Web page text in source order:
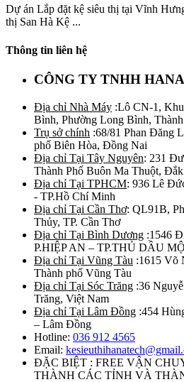
Dự án Lắp đặt kệ siêu thị tại Vĩnh
thị San Hà Kệ ...
Thông tin liên hệ
CÔNG TY TNHH
Địa chỉ Nhà Máy :Lô CN-1,
Bình, Phường Long Bình,
Trụ sở chính :68/81 Phan Đăng
phố Biên Hòa, Đồng Nai
Địa chỉ Tại Tây Nguyên: 231
Thành Phố Buôn Ma Thuột,
Địa chỉ Tại TPHCM: 936 Lê
- TP.Hồ Chí Minh
Địa chỉ Tại Cần Thơ: QL91B,
Thủy, TP. Cần Thơ
Địa chỉ Tại Bình Dương :1546
P.HIỆP AN – TP.THỦ DẦU
Địa chỉ Tại Vũng Tàu :1615 Võ
Thành phố Vũng Tàu
Địa chỉ Tại Sóc Trăng :36
Trăng, Việt Nam
Địa chỉ Tại Lâm Đồng :454
– Lâm Đồng
Hotline: 036 912 4565
Email:
ĐẶC BIỆT : FREE VẬN
THÀNH CÁC TỈNH VÀ